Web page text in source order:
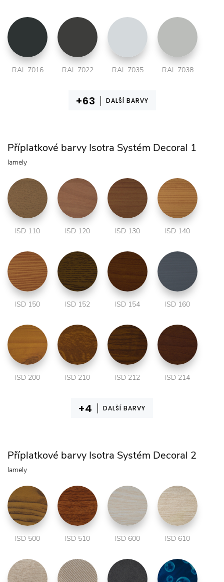
RAL 7016 RAL 7022 RAL 7035 RAL 7038
DALŠÍ BARVY
Příplatkové barvy Isotra Systém Decoral 1
lamely
ISD 110 ISD 120 ISD 130 ISD 140
ISD 150 ISD 152 ISD 154 ISD 160
ISD 200 ISD 210 ISD 212 ISD 214
DALŠÍ BARVY
Příplatkové barvy Isotra Systém Decoral 2
lamely
ISD 500 ISD 510 ISD 600 ISD 610